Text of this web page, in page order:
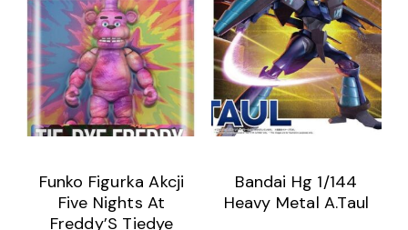
Funko Figurka Akcji
Five Nights At
Freddy’S Tiedye
Bandai Hg 1/144
Heavy Metal A.Taul